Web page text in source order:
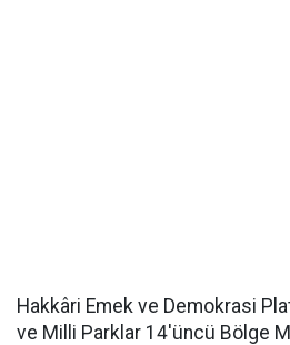
Hakkâri Emek ve Demokrasi
ve Milli Parklar 14'üncü Bölge